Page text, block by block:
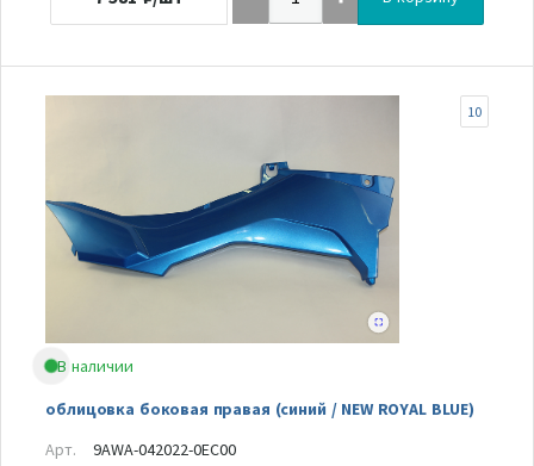
В наличии
облицовка боковая правая (синий / NEW ROYAL BLUE)
10
Арт.
9AWA-042022-0EC00